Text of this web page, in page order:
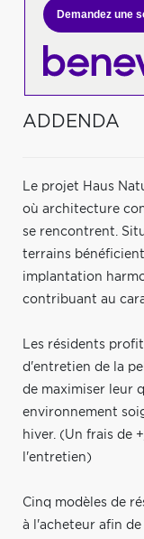
Demandez une
ADDENDA
Le projet Haus
où architecture
se rencontrent.
terrains
implantation
contribuant au
Les résidents
d'entretien de la
de maximiser leur
environnement
hiver. (Un frais de
l'entretien)
Cinq modèles de
à l'acheteur afin